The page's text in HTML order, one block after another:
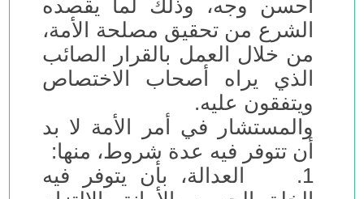
أحسن وجه، وذلك لما يقصده
الشرع من تحقيق مصلحة الأمة،
من خلال العمل بالقرار الصائب
الذي يراه أصحاب الاختصاص
ويتفقون عليه.
والمستشار في أمر الأمة لا بد
أن تتوفر فيه عدة شروط، منها:
1. العدالة، بأن يتوفر فيه